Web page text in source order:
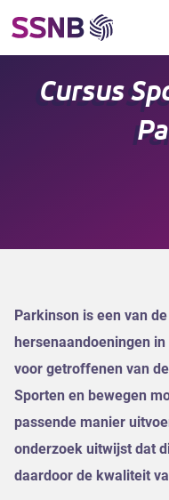
Cursus
Parkinson is een van
hersenaandoeningen
voor getroffenen van
Sporten en bewegen
passende manier
onderzoek uitwijst dat
daardoor de kwaliteit